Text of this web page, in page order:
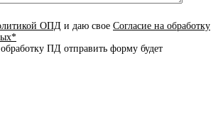
ОПД и даю свое Согласие на обработку
ПД отправить форму будет